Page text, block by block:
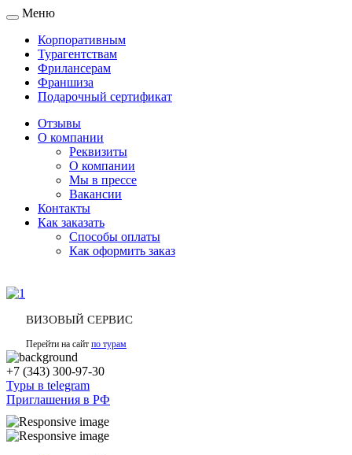
Toggle
navigation
Меню
Корпоративным
Турагентствам
Фрилансерам
Франшиза
Подарочный сертификат
Отзывы
О компании
Реквизиты
О компании
Мы в прессе
Вакансии
Контакты
Как заказать
Способы оплаты
Как оформить заказ
ВИЗОВЫЙ СЕРВИС
Перейти на сайт по турам
+7 (343) 300-97-30
Туры в telegram
Приглашения в РФ